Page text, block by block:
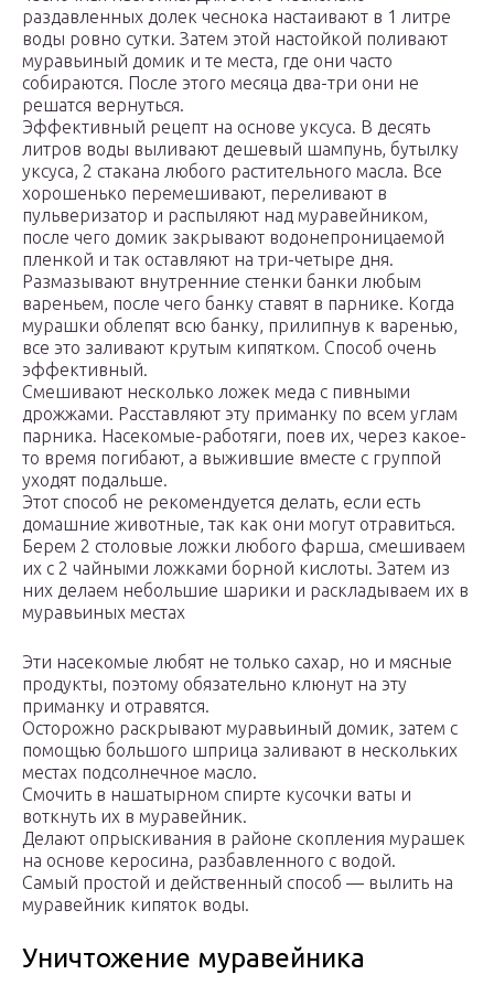
раздавленных долек чеснока настаивают в 1 литре
воды ровно сутки. Затем этой настойкой поливают
муравьиный домик и те места, где они часто
собираются. После этого месяца два-три они не
решатся вернуться.
Эффективный рецепт на основе уксуса. В десять
литров воды выливают дешевый шампунь, бутылку
уксуса, 2 стакана любого растительного масла. Все
хорошенько перемешивают, переливают в
пульверизатор и распыляют над муравейником,
после чего домик закрывают водонепроницаемой
пленкой и так оставляют на три-четыре дня.
Размазывают внутренние стенки банки любым
вареньем, после чего банку ставят в парнике. Когда
мурашки облепят всю банку, прилипнув к варенью,
все это заливают крутым кипятком. Способ очень
эффективный.
Смешивают несколько ложек меда с пивными
дрожжами. Расставляют эту приманку по всем углам
парника. Насекомые-работяги, поев их, через какое-
то время погибают, а выжившие вместе с группой
уходят подальше.
Этот способ не рекомендуется делать, если есть
домашние животные, так как они могут отравиться.
Берем 2 столовые ложки любого фарша, смешиваем
их с 2 чайными ложками борной кислоты. Затем из
них делаем небольшие шарики и раскладываем их в
муравьиных местах
Эти насекомые любят не только сахар, но и мясные
продукты, поэтому обязательно клюнут на эту
приманку и отравятся.
Осторожно раскрывают муравьиный домик, затем с
помощью большого шприца заливают в нескольких
местах подсолнечное масло.
Смочить в нашатырном спирте кусочки ваты и
воткнуть их в муравейник.
Делают опрыскивания в районе скопления мурашек
на основе керосина, разбавленного с водой.
Самый простой и действенный способ — вылить на
муравейник кипяток воды.
Уничтожение муравейника